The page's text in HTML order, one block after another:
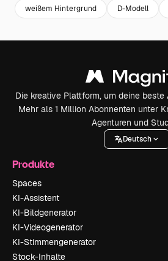
weißem Hintergrund D-Modell
Die kreative Plattform, um deine
Mehr als 1 Million Abonnenten unter
Agenturen und
Deutsch
Produkte
Spaces
KI-Assistent
KI-Bildgenerator
KI-Videogenerator
KI-Stimmengenerator
Stock-Inhalte